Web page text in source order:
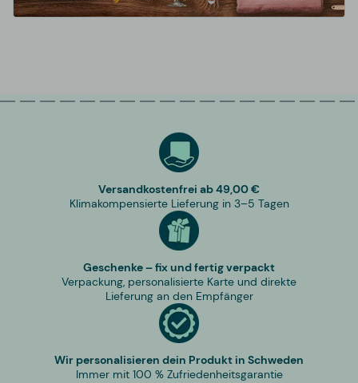
Versandkostenfrei ab 49,00 €
Klimakompensierte Lieferung in 3–5 Tagen
Geschenke – fix und fertig verpackt
Verpackung, personalisierte Karte und direkte
Lieferung an den Empfänger
Wir personalisieren dein Produkt in Schweden
Immer mit 100 % Zufriedenheitsgarantie